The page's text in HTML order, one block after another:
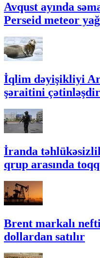
Avqust ayında
Perseid meteor
İqlim dəyişikliyi
şəraitini
İranda
qrup arasında
Brent markalı
dollardan satılır